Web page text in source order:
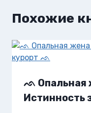
Похожие
ᨒ Опальная
Истинность